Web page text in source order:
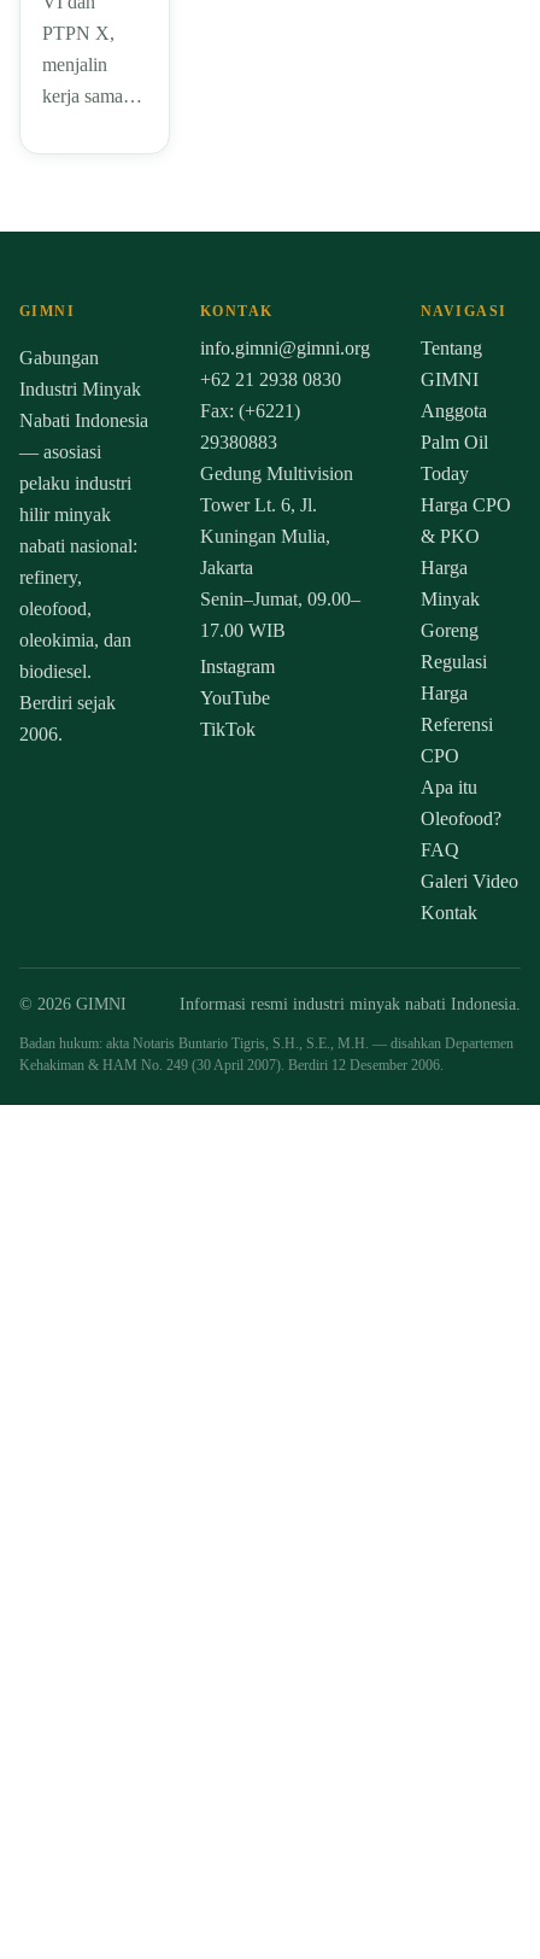
PTPN X,
menjalin
kerja sama…
GIMNI
Gabungan
Industri Minyak
Nabati Indonesia
— asosiasi
pelaku industri
hilir minyak
nabati nasional:
refinery,
oleofood,
oleokimia, dan
biodiesel.
Berdiri sejak
2006.
KONTAK
info.gimni@gimni.org
+62 21 2938 0830
Fax: (+6221)
29380883
Gedung Multivision
Tower Lt. 6, Jl.
Kuningan Mulia,
Jakarta
Senin–Jumat, 09.00–
17.00 WIB
Instagram
YouTube
TikTok
NAVIGASI
Tentang
GIMNI
Anggota
Palm Oil
Today
Harga CPO
& PKO
Harga
Minyak
Goreng
Regulasi
Harga
Referensi
CPO
Apa itu
Oleofood?
FAQ
Galeri Video
Kontak
© 2026 GIMNI Informasi resmi industri minyak nabati Indonesia.
Badan hukum: akta Notaris Buntario Tigris, S.H., S.E., M.H. — disahkan Departemen
Kehakiman & HAM No. 249 (30 April 2007). Berdiri 12 Desember 2006.